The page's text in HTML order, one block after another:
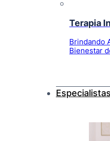
Terapia
Brindando
Bienestar
Especialistas